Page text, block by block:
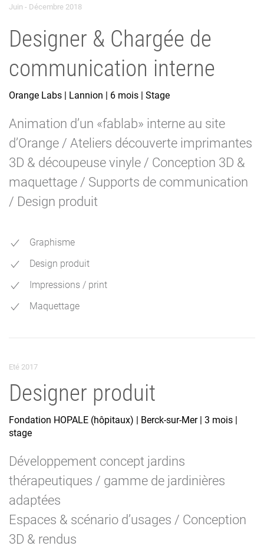
Juin - Décembre 2018
Designer & Chargée de
communication interne
Orange Labs | Lannion | 6 mois | Stage
Animation d’un «fablab» interne au site
d’Orange / Ateliers découverte imprimantes
3D & découpeuse vinyle / Conception 3D &
maquettage / Supports de communication
/ Design produit
Graphisme
Design produit
Impressions / print
Maquettage
Eté 2017
Designer produit
Fondation HOPALE (hôpitaux) | Berck-sur-Mer | 3 mois |
stage
Développement concept jardins
thérapeutiques / gamme de jardinières
adaptées
Espaces & scénario d’usages / Conception
3D & rendus